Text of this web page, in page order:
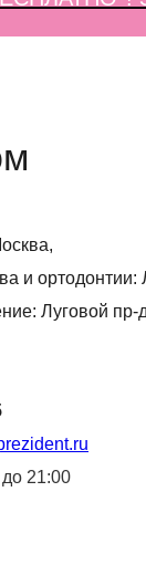
и
Луговой пр-
21:00